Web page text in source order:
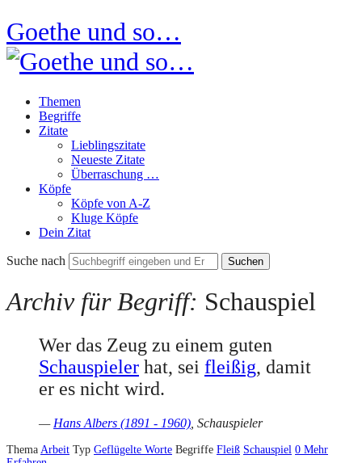
Goethe und so…
Themen
Begriffe
Zitate
Lieblingszitate
Neueste Zitate
Überraschung …
Köpfe
Köpfe von A-Z
Kluge Köpfe
Dein Zitat
Suche nach
Archiv für Begriff: Schauspiel
Wer das Zeug zu einem guten
Schauspieler hat, sei fleißig, damit
er es nicht wird.
— Hans Albers (1891 - 1960) , Schauspieler
Thema Arbeit Typ Geflügelte Worte Begriffe Fleiß Schauspiel 0 Mehr